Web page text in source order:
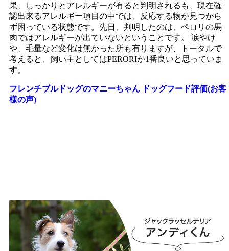
果、しっかりとアレルギーが有ると判明されるも、現在確
認出来るアレルギー項目の中では、反応する物が見つから
ず困っている状態です。先日、判明したのは、ペロリの馬
肉ではアレルギーが出ていないということです。 涙やけ
や、毛量など変化は無かった所も有りますが、トータルで
考えると、飼い主としてはPERORIが1番良いと思っていま
す。
フレンチブルドッグのマニーちゃん ドッグフード評価(お客
様の声)